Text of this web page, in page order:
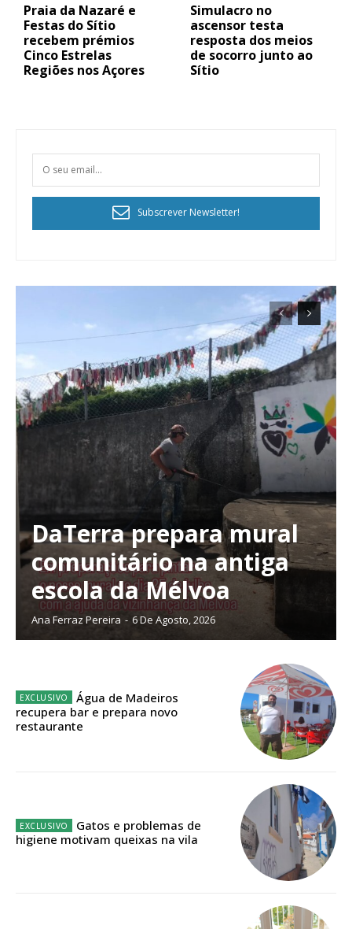
Planos de Assinatura
Sendo assinante terá acesso a todos os conteúdos exclusivos e versões
digitais.
Escolha o plano de assinatura desejado:
ASSINATURA
IMPRESSA
Praia da Nazaré e
Festas do Sítio
recebem prémios
Cinco Estrelas
Regiões nos Açores
Simulacro no
ascensor testa
resposta dos meios
de socorro junto ao
Sítio
Subscrever Newsletter!
DaTerra prepara mural
comunitário na antiga
escola da Mélvoa
Ana Ferraz Pereira - 6 De Agosto, 2026
Água de Madeiros
recupera bar e prepara novo
restaurante
Gatos e problemas de
higiene motivam queixas na vila